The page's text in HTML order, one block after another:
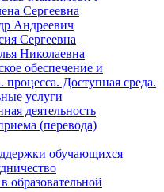
Сергеевна
Андреевич
Сергеевна
Николаевна
обеспечение и
процесса. Доступная среда.
услуги
деятельность
(перевода)
обучающихся
образовательной